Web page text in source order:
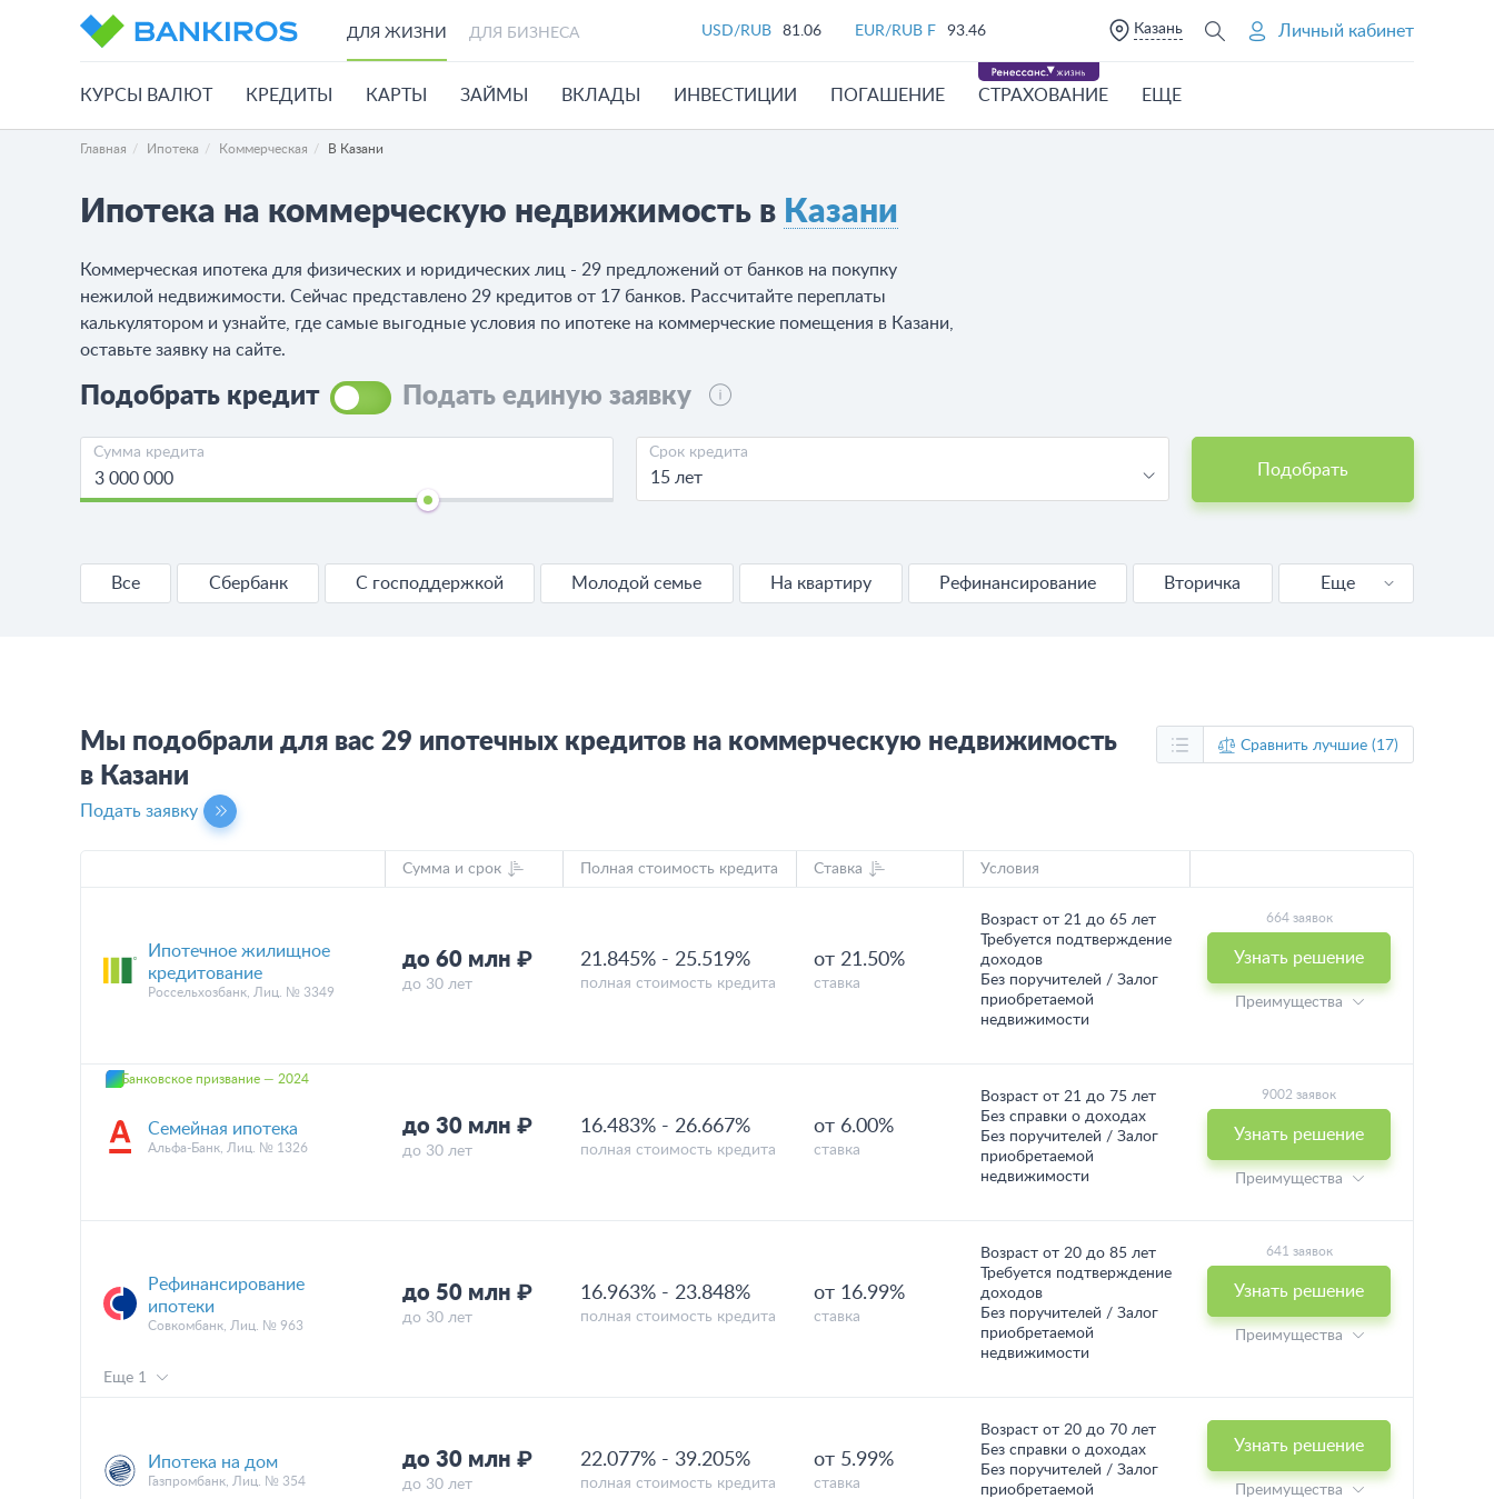
ДЛЯ ЖИЗНИ ДЛЯ БИЗНЕСА USD/RUB 81.06 EUR/RUB F 93.46 Казань Личный кабинет
КУРСЫ ВАЛЮТ КРЕДИТЫ КАРТЫ ЗАЙМЫ ВКЛАДЫ ИНВЕСТИЦИИ ПОГАШЕНИЕ СТРАХОВАНИЕ ЕЩЕ
Главная Ипотека Коммерческая В Казани
Ипотека на коммерческую недвижимость в Казани
Коммерческая ипотека для физических и юридических лиц - 29 предложений от банков на покупку
нежилой недвижимости. Сейчас представлено 29 кредитов от 17 банков. Рассчитайте переплаты
калькулятором и узнайте, где самые выгодные условия по ипотеке на коммерческие помещения в Казани,
оставьте заявку на сайте.
Подобрать кредит Подать единую заявку
Сумма кредита Срок кредита
15 лет Подобрать
Все Сбербанк С господдержкой Молодой семье На квартиру Рефинансирование Вторичка
Еще
Мы подобрали для вас 29 ипотечных кредитов на коммерческую недвижимость
в Казани
Подать заявку
Сравнить лучшие (17)
Сумма и срок Полная стоимость кредита Ставка Условия
Ипотечное жилищное
кредитование
Россельхозбанк, Лиц. № 3349
до 60 млн ₽
до 30 лет
21.845% - 25.519%
полная стоимость кредита
от 21.50%
ставка
Возраст от 21 до 65 лет
Требуется подтверждение
доходов
Без поручителей / Залог
приобретаемой
недвижимости
664 заявок
Узнать решение
Преимущества
Банковское призвание — 2024
Семейная ипотека
Альфа-Банк, Лиц. № 1326
до 30 млн ₽
до 30 лет
16.483% - 26.667%
полная стоимость кредита
от 6.00%
ставка
Возраст от 21 до 75 лет
Без справки о доходах
Без поручителей / Залог
приобретаемой
недвижимости
9002 заявок
Узнать решение
Преимущества
Рефинансирование
ипотеки
Совкомбанк, Лиц. № 963
до 50 млн ₽
до 30 лет
16.963% - 23.848%
полная стоимость кредита
от 16.99%
ставка
Возраст от 20 до 85 лет
Требуется подтверждение
доходов
Без поручителей / Залог
приобретаемой
недвижимости
641 заявок
Узнать решение
Преимущества
Еще 1
Ипотека на дом
Газпромбанк, Лиц. № 354
до 30 млн ₽
до 30 лет
22.077% - 39.205%
полная стоимость кредита
от 5.99%
ставка
Возраст от 20 до 70 лет
Без справки о доходах
Без поручителей / Залог
приобретаемой
Узнать решение
Преимущества